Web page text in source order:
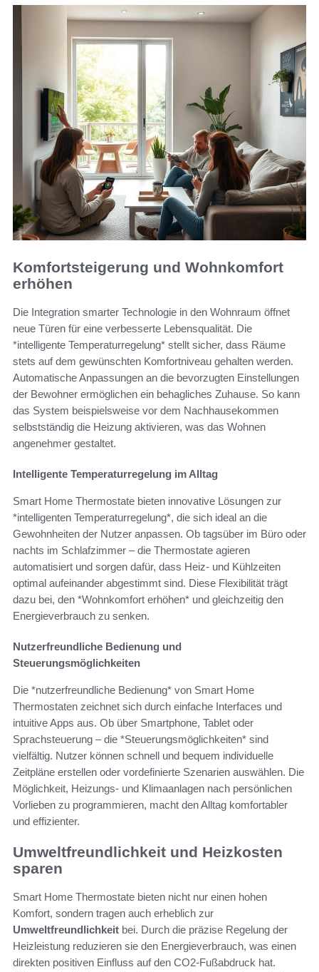
Komfortsteigerung und Wohnkomfort
erhöhen
Die Integration smarter Technologie in den Wohnraum öffnet
neue Türen für eine verbesserte Lebensqualität. Die
*intelligente Temperaturregelung* stellt sicher, dass Räume
stets auf dem gewünschten Komfortniveau gehalten werden.
Automatische Anpassungen an die bevorzugten Einstellungen
der Bewohner ermöglichen ein behagliches Zuhause. So kann
das System beispielsweise vor dem Nachhausekommen
selbstständig die Heizung aktivieren, was das Wohnen
angenehmer gestaltet.
Intelligente Temperaturregelung im Alltag
Smart Home Thermostate bieten innovative Lösungen zur
*intelligenten Temperaturregelung*, die sich ideal an die
Gewohnheiten der Nutzer anpassen. Ob tagsüber im Büro oder
nachts im Schlafzimmer – die Thermostate agieren
automatisiert und sorgen dafür, dass Heiz- und Kühlzeiten
optimal aufeinander abgestimmt sind. Diese Flexibilität trägt
dazu bei, den *Wohnkomfort erhöhen* und gleichzeitig den
Energieverbrauch zu senken.
Nutzerfreundliche Bedienung und
Steuerungsmöglichkeiten
Die *nutzerfreundliche Bedienung* von Smart Home
Thermostaten zeichnet sich durch einfache Interfaces und
intuitive Apps aus. Ob über Smartphone, Tablet oder
Sprachsteuerung – die *Steuerungsmöglichkeiten* sind
vielfältig. Nutzer können schnell und bequem individuelle
Zeitpläne erstellen oder vordefinierte Szenarien auswählen. Die
Möglichkeit, Heizungs- und Klimaanlagen nach persönlichen
Vorlieben zu programmieren, macht den Alltag komfortabler
und effizienter.
Umweltfreundlichkeit und Heizkosten
sparen
Smart Home Thermostate bieten nicht nur einen hohen
Komfort, sondern tragen auch erheblich zur
Umweltfreundlichkeit bei. Durch die präzise Regelung der
Heizleistung reduzieren sie den Energieverbrauch, was einen
direkten positiven Einfluss auf den CO2-Fußabdruck hat.